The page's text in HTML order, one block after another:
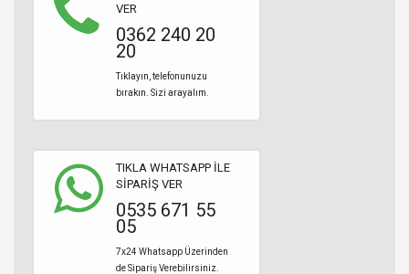
VER
0362 240 20
20
Tıklayın, telefonunuzu
bırakın. Sizi arayalım.
TIKLA WHATSAPP İLE
SİPARİŞ VER
0535 671 55
05
7x24 Whatsapp Üzerinden
de Sipariş Verebilirsiniz.